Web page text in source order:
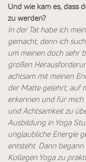
Und wie kam es, dass
zu werden?
In der Tat habe ich
gemacht, denn ich
um meinen doch sehr
großen
achtsam mit meinen
der Matte gelehrt, auf
erkennen und für
und Achtsamkeit zu
Ausbildung in Yoga
unglaubliche Energie
entsteht. Dann begann
Kollegen Yoga zu